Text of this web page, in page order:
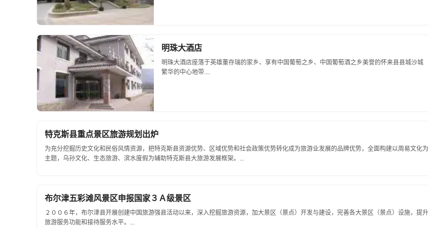
明珠大酒店
明珠大酒店座落于英雄董存瑞的家乡、享有中国葡萄之乡、中国葡萄酒之乡美誉的怀来县县城沙城
繁华的中心地带....
特克斯县重点景区旅游规划出炉
为充分挖掘历史文化和民俗风情资源，把特克斯县资源优势、区域优势和社会政策优势转化成为旅游业发展的品牌优势，全面构建以周易文化为
主题，乌孙文化、生态旅游、滨水度假为辅助特克斯县大旅游发展框架。...
布尔津五彩滩风景区申报国家３Ａ级景区
２００６年，布尔津县开展创建中国旅游强县活动以来，深入挖掘旅游资源，加大景区（景点）开发与建设，完善各大景区（景点）设施，提升
旅游服务功能和接待服务水平。...